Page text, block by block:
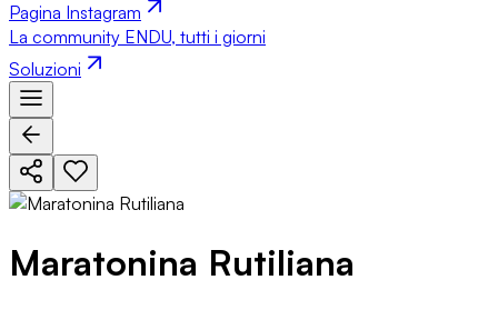
Pagina Instagram
La community ENDU, tutti i giorni
Soluzioni
Maratonina Rutiliana